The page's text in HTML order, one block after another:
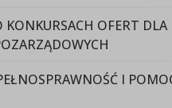
KONKURSACH OFERT DLA
I